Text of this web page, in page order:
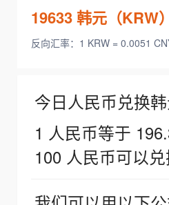
19633韩元（KRW）
反向汇率：1 KRW = 0.0051
今日人民币兑换韩
1 人民币等于
100 人民币可以